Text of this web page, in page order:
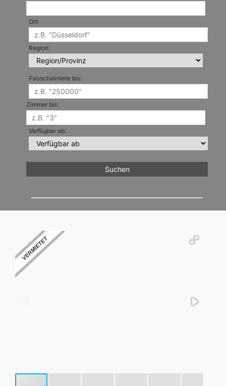
Ort:
Region:
Pauschalmiete bis:
Zimmer bis:
Verfügbar ab: